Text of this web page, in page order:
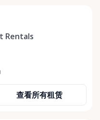
Rentals
查看所有租赁